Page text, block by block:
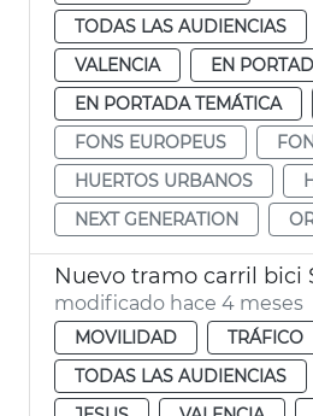
TODAS LAS AUDIENCIAS
VALENCIA
EN
EN PORTADA TEMÁTICA
FONS EUROPEUS
HUERTOS URBANOS
NEXT GENERATION
modificado hace 4 meses
MOVILIDAD
TRÁFICO
TODAS LAS AUDIENCIAS